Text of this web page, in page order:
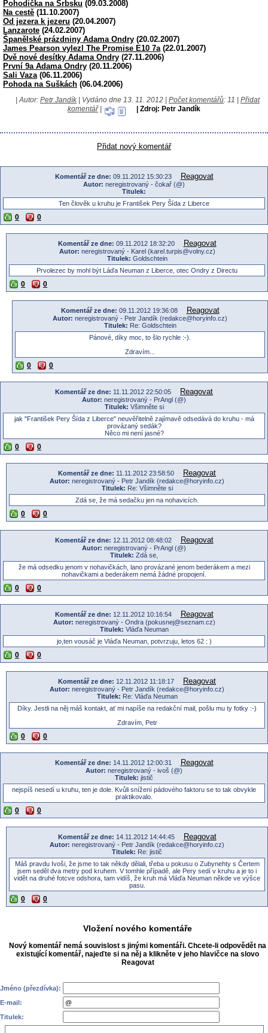
Pohodička na Srbsku (09.03.2008)
Na cestě (11.10.2007)
Od jezera k jezeru (20.04.2007)
Lanzarote (24.02.2007)
Španělské prázdniny Adama Ondry (20.02.2007)
James Pearson vylezl The Promise E10 7a (22.01.2007)
Dvě nové desítky Adama Ondry (27.11.2006)
První 9a Adama Ondry (20.11.2006)
Sali Vaza (06.11.2006)
Pohoda na Suškách (06.04.2006)
| Autor: Petr Jandík | Vydáno dne 13. 11. 2012 | Počet komentářů: 11 | Přidat
komentář| | Zdroj: Petr Jandík
Přidat nový komentář
Komentář ze dne: 09.11.2012 15:30:23 Reagovat
Autor: neregistrovaný - čokař (@)
Titulek:
Ten člověk u kruhu je František Pery Šída z Liberce
0 0
Komentář ze dne: 09.11.2012 18:32:20 Reagovat
Autor: neregistrovaný - Karel (karel.turpis@volny.cz)
Titulek: Goldschtein
Prvolezec by mohl být Láďa Neuman z Liberce, otec Ondry z Directu
0 0
Komentář ze dne: 09.11.2012 19:36:08 Reagovat
Autor: neregistrovaný - Petr Jandík (redakce@horyinfo.cz)
Titulek: Re: Goldschtein
Pánové, díky moc, to šlo rychle :-).
Zdravím...
0 0
Komentář ze dne: 11.11.2012 22:50:05 Reagovat
Autor: neregistrovaný - PrAngl (@)
Titulek: Všimněte si
jak "František Pery Šída z Liberce" neuvěřitelně zajímavě odsedává do kruhu - má
provázaný sedák?
Něco mi není jasné?
0 0
Komentář ze dne: 11.11.2012 23:58:50 Reagovat
Autor: neregistrovaný - Petr Jandík (redakce@horyinfo.cz)
Titulek: Re: Všimněte si
Zdá se, že má sedačku jen na nohavicích.
0 0
Komentář ze dne: 12.11.2012 08:48:02 Reagovat
Autor: neregistrovaný - PrAngl (@)
Titulek: Zdá se,
že má odsedku jenom v nohavičkách, lano provázané jenom bederákem a mezi
nohavičkami a bederákem nemá žádné propojení.
0 0
Komentář ze dne: 12.11.2012 10:16:54 Reagovat
Autor: neregistrovaný - Ondra (pokusnej@seznam.cz)
Titulek: Vláďa Neuman
jo,ten vousáč je Vláďa Neuman, potvrzuju, letos 62 : )
0 0
Komentář ze dne: 12.11.2012 11:18:17 Reagovat
Autor: neregistrovaný - Petr Jandík (redakce@horyinfo.cz)
Titulek: Re: Vláďa Neuman
Díky. Jestli na něj máš kontakt, ať mi napíše na redakční mail, pošlu mu ty fotky :-)
Zdravím, Petr
0 0
Komentář ze dne: 14.11.2012 12:00:31 Reagovat
Autor: neregistrovaný - ivoš (@)
Titulek: jistič
nejspíš nesedí u kruhu, ten je dole. Kvůli snížení pádového faktoru se to tak obvykle
praktikovalo.
0 0
Komentář ze dne: 14.11.2012 14:44:45 Reagovat
Autor: neregistrovaný - Petr Jandík (redakce@horyinfo.cz)
Titulek: Re: jistič
Máš pravdu Ivoši, že jsme to tak někdy dělali, třeba u pokusu o Zubynehty s Čertem
jsem seděl dva metry pod kruhem. V tomhle případě, ale Pery sedí v kruhu a je to i
vidět na druhé fotcve odshora, tam vidíš, že kruh má Vláďa Neuman někde ve výšce
pasu.
0 0
Vložení nového komentáře
Nový komentář nemá souvislost s jinými komentáři. Chcete-li odpovědět na
existující komentář, najeďte si na něj a klikněte v jeho hlavičce na slovo
Reagovat
Jméno (přezdívka):
E-mail:
Titulek: